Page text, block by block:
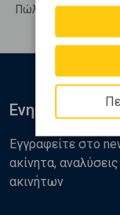
Πώληση Υπολ.
Ενημερωθείτε
Εγγραφείτε στο
ακίνητα,
ακινήτων